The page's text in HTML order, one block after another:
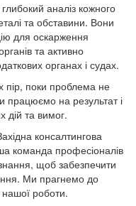
аналіз кожного
та обставини. Вони
для оскарження
та активно
органах і судах.
пір, поки проблема не
працюємо на результат і
дій та вимог.
консалтингова
команда професіоналів
щоб забезпечити
Ми прагнемо до
нашої роботи.